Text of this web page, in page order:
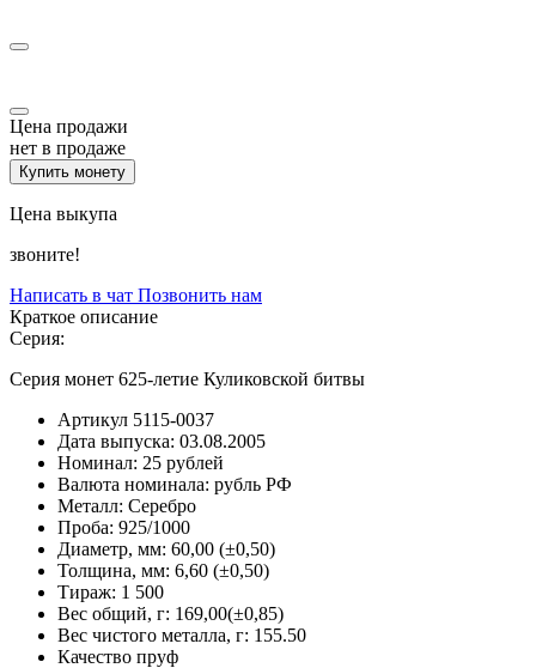
Цена продажи
нет в продаже
Купить монету
Цена выкупа
звоните!
Написать в чат Позвонить нам
Краткое описание
Серия:
Серия монет 625-летие Куликовской битвы
Артикул 5115-0037
Дата выпуска: 03.08.2005
Номинал: 25 рублей
Валюта номинала: рубль РФ
Металл: Серебро
Проба: 925/1000
Диаметр, мм: 60,00 (±0,50)
Толщина, мм: 6,60 (±0,50)
Тираж: 1 500
Вес общий, г: 169,00(±0,85)
Вес чистого металла, г: 155.50
Качество пруф